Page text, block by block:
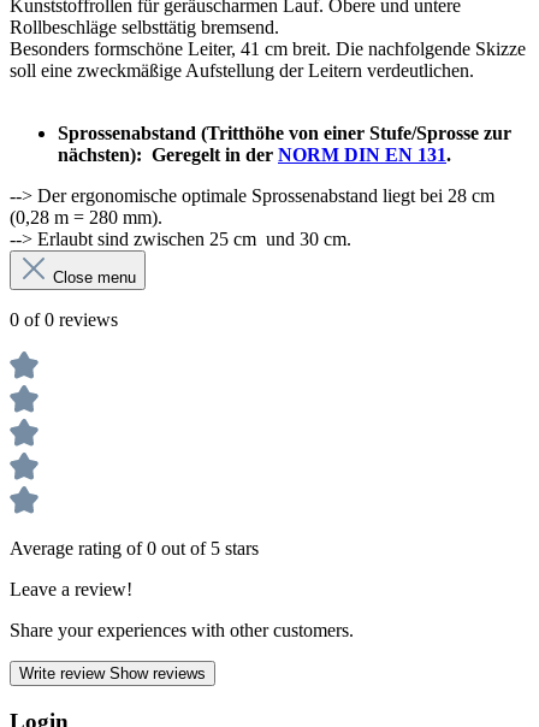
Kunststoffrollen für geräuscharmen Lauf. Obere und untere
Rollbeschläge selbsttätig bremsend.
Besonders formschöne Leiter, 41 cm breit. Die nachfolgende Skizze
soll eine zweckmäßige Aufstellung der Leitern verdeutlichen.
Sprossenabstand (Tritthöhe von einer Stufe/Sprosse zur
nächsten): Geregelt in der NORM DIN EN 131.
--> Der ergonomische optimale Sprossenabstand liegt bei 28 cm
(0,28 m = 280 mm).
--> Erlaubt sind zwischen 25 cm und 30 cm.
Close menu
0 of 0 reviews
Average rating of 0 out of 5 stars
Leave a review!
Share your experiences with other customers.
Write review Show reviews
Login